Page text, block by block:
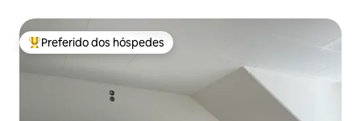
Entre os melhores preferidos dos hóspedes
Preferido dos hóspedes